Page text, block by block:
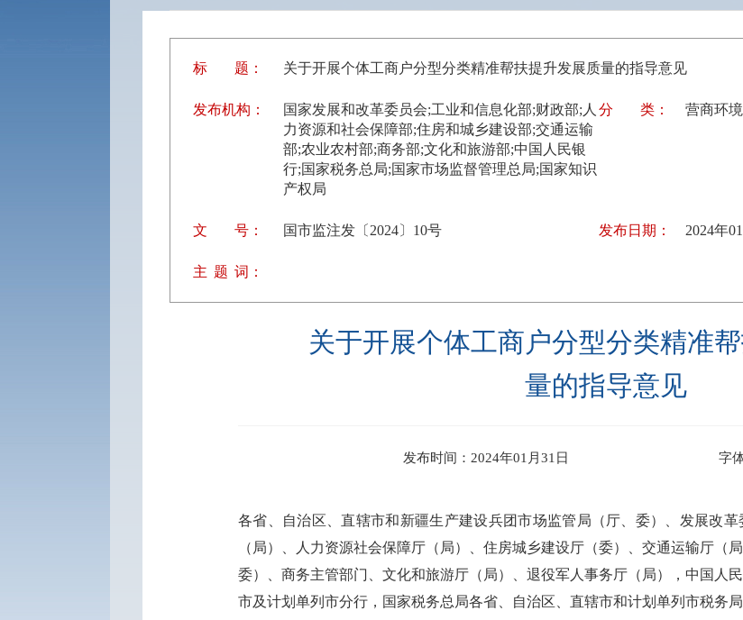
标 题： 关于开展个体工商户分型分类精准帮扶提升发展质量的指导意见
发布机构：
国家发展和改革委员会;工业和信息化部;财政部;人
力资源和社会保障部;住房和城乡建设部;交通运输
部;农业农村部;商务部;文化和旅游部;中国人民银
行;国家税务总局;国家市场监督管理总局;国家知识
产权局
分 类： 营商环境
文 号： 国市监注发〔2024〕10号 发布日期： 2024年
主 题 词：
关于开展个体工商户分型分类精准
量的指导意见
发布时间：2024年01月31日 字
各省、自治区、直辖市和新疆生产建设兵团市场监管局（厅、委）、发展改
（局）、人力资源社会保障厅（局）、住房城乡建设厅（委）、交通运输厅（
委）、商务主管部门、文化和旅游厅（局）、退役军人事务厅（局），中国人
市及计划单列市分行，国家税务总局各省、自治区、直辖市和计划单列市税务